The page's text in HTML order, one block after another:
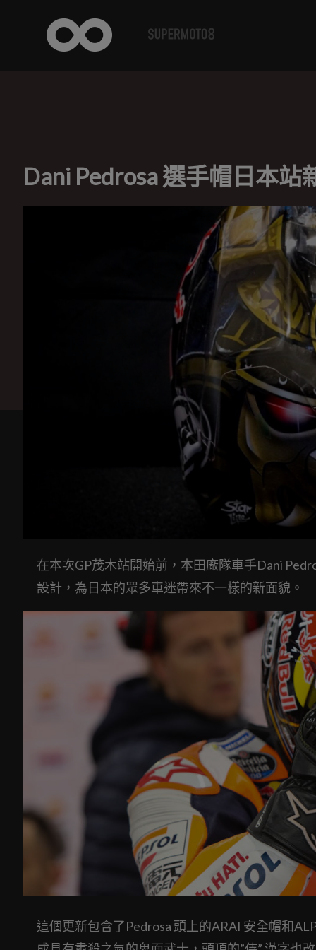
Dani Pedrosa 選手帽日本站
在本次GP茂木站開始前，本田廠隊車手Dani
設計，為日本的眾多車迷帶來不一樣的新面貌。
這個更新包含了Pedrosa 頭上的ARAI 安全帽和